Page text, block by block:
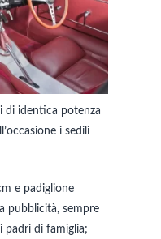
di identica potenza
i sedili
e padiglione
pubblicità, sempre
padri di famiglia;